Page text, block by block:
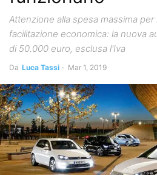
Attenzione alla spesa massima per
facilitazione economica: la nuova
di 50.000 euro, esclusa l'Iva
Da Luca Tassi - Mar 1, 2019